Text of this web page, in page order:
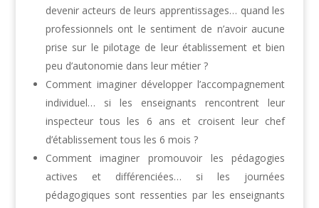
devenir acteurs de leurs apprentissages… quand les
professionnels ont le sentiment de n’avoir aucune
prise sur le pilotage de leur établissement et bien
peu d’autonomie dans leur métier ?
Comment imaginer développer l’accompagnement
individuel… si les enseignants rencontrent leur
inspecteur tous les 6 ans et croisent leur chef
d’établissement tous les 6 mois ?
Comment imaginer promouvoir les pédagogies
actives et différenciées… si les journées
pédagogiques sont ressenties par les enseignants